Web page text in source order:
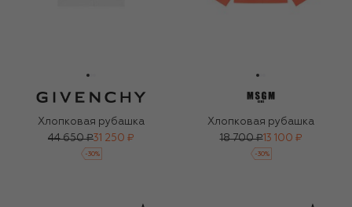
Хлопковая рубашка
44 650 ₽31 250 ₽
-30%
Хлопковая рубашка
18 700 ₽13 100 ₽
-30%